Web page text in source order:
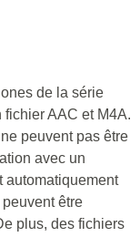
de la série
AAC et M4A.
peuvent pas être
avec un
automatiquement
être
plus, des fichiers